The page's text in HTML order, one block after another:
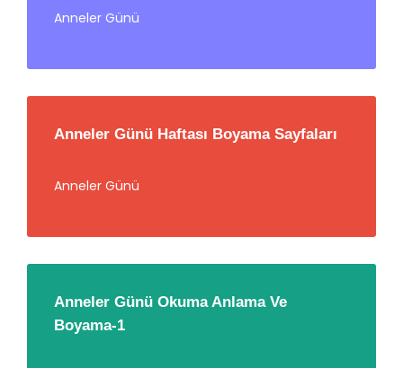
Anneler Günü
Anneler Günü Haftası Boyama Sayfaları
Anneler Günü
Anneler Günü Okuma Anlama Ve
Boyama-1